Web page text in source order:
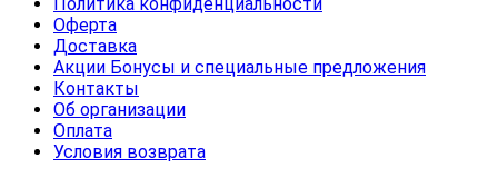
Оферта
Доставка
Акции Бонусы и специальные предложения
Контакты
Об организации
Оплата
Условия возврата